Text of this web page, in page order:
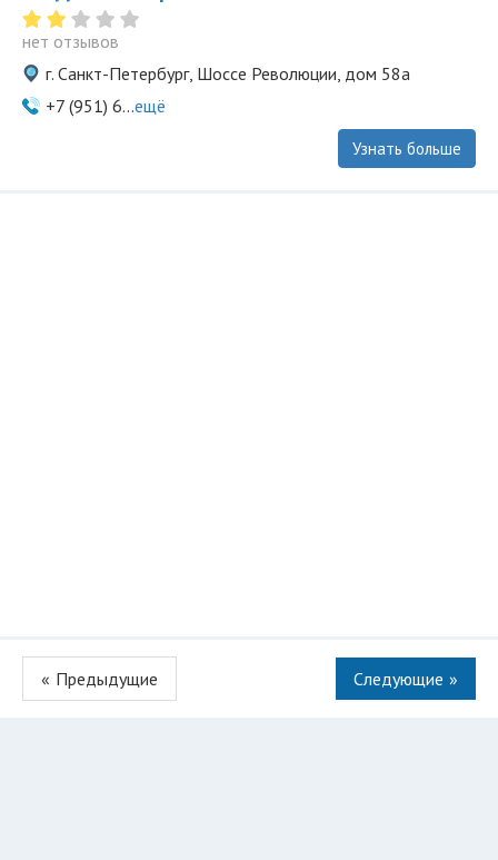
нет отзывов
г. Санкт-Петербург, Шоссе Революции, дом 58а
+7 (951) 6...ещё
Узнать больше
« »